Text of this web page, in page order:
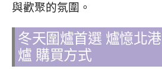
與歡聚的氛圍。
冬天圍爐首選 爐憶北
爐 購買方式